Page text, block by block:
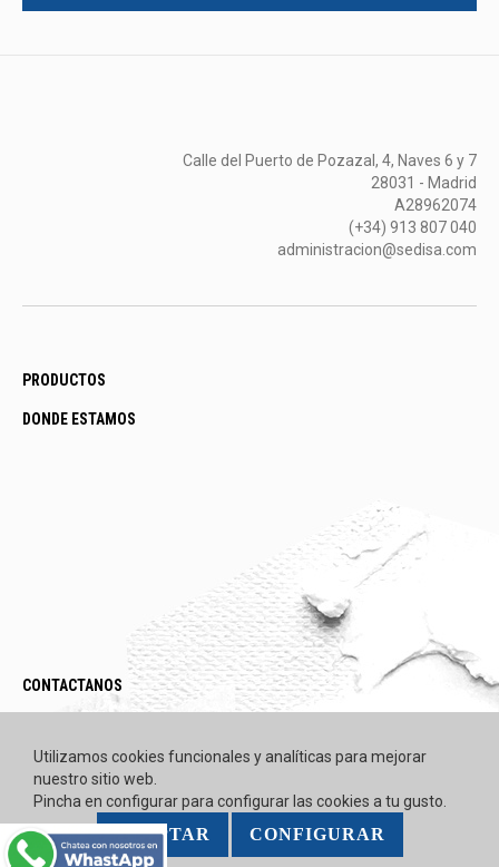
Calle del Puerto de Pozazal, 4, Naves 6 y 7
28031 - Madrid
A28962074
(+34) 913 807 040
administracion@sedisa.com
PRODUCTOS
DONDE ESTAMOS
CONTACTANOS
Utilizamos cookies funcionales y analíticas para mejorar
nuestro sitio web.
Pincha en configurar para configurar las cookies a tu gusto.
ACEPTAR CONFIGURAR